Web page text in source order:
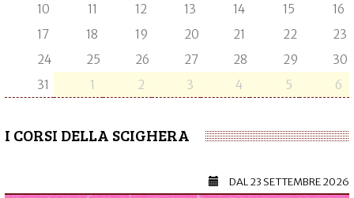
10
11 12 13 14 15
16
17
18 19 20 21 22
23
24
25 26 27 28 29
30
31
1 2 3 4 5 6
I CORSI DELLA SCIGHERA
DAL23 SETTEMBRE 2026